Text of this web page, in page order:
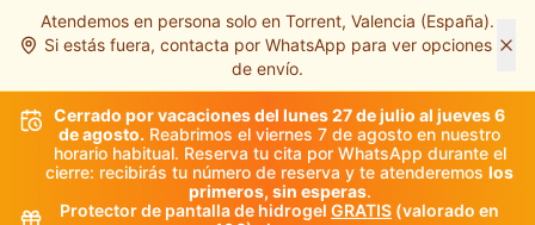
Saltar al contenido principal
Atendemos en persona solo en Torrent, Valencia (España).
Si estás fuera, contacta por WhatsApp para ver opciones
de envío.
Cerrado por vacaciones del lunes 27 de julio al jueves 6
de agosto. Reabrimos el viernes 7 de agosto en nuestro
horario habitual. Reserva tu cita por WhatsApp durante el
cierre: recibirás tu número de reserva y te atenderemos los
primeros, sin esperas.
Protector de pantalla de hidrogel GRATIS (valorado en